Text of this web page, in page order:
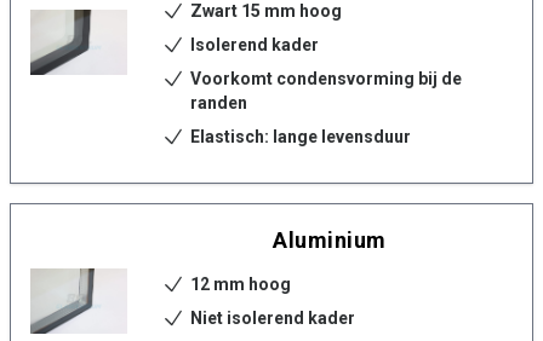
Zwart 15 mm hoog
Isolerend kader
Voorkomt condensvorming bij de
randen
Elastisch: lange levensduur
Aluminium
12 mm hoog
Niet isolerend kader